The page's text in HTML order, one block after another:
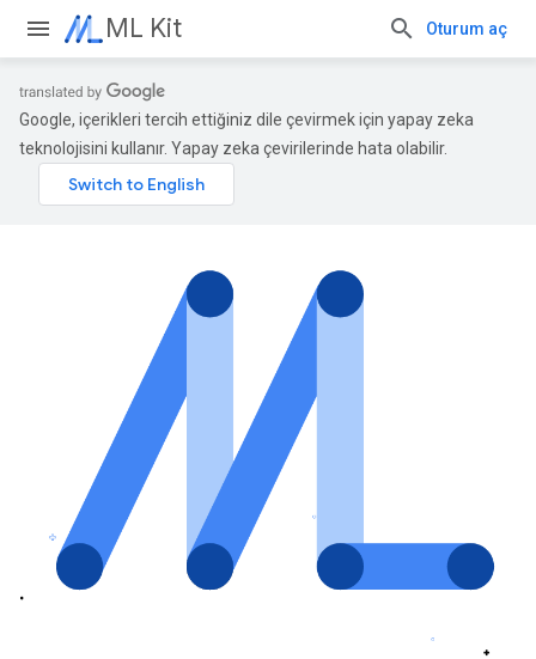
ML Kit Oturum aç
Google, içerikleri tercih ettiğiniz dile çevirmek için yapay zeka
teknolojisini kullanır. Yapay zeka çevirilerinde hata olabilir.